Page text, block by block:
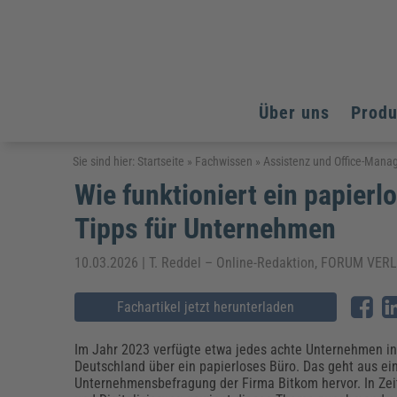
Über uns
Arbeitsschutz
Fachpublikationen & Arbeitshilfen
Arbeitssicherheit & Gesundheitsschutz
Brandschutz
Weiterbildungen (AKADEMIE HERKERT)
Arbeitsschutz & Brandschutz
Assistenz & Office-Management
Baurecht & Architektenrecht
Energieoptimiertes & klimaneutrales Bauen
Nachhaltiges Planen
Bau, Immobilien & Gebäudemanagement
Bildung und Erziehung
Kinderschutz, Jugendhilfe & Inklusion
Datenschutz & IT-Recht
Elektrosicherheit
Fachpublikationen & Arbeitshilfen
Weiterbildungen (AKADEMIE HERKERT)
Arbeitsschutz
Bildung und Erziehung
Energie und Umwelt
Kommunales
Reisekosten und Finanzen
Arbeitsschutz
Bildung und Erziehung
Energie und Umwelt
Kommunales
Reisekosten und Finanzen
Sie sind hier: Startseite » Fachwissen »Assistenz und Office-
Wie funktioniert ein
Tipps für Unternehmen
10.03.2026 | T. Reddel – Online-Redaktion, FORUM
Fachartikel jetzt herunterladen
Im Jahr 2023 verfügte etwa jedes achte Unternehmen in
Deutschland über ein papierloses Büro. Das geht aus
Unternehmensbefragung der Firma Bitkom hervor. In